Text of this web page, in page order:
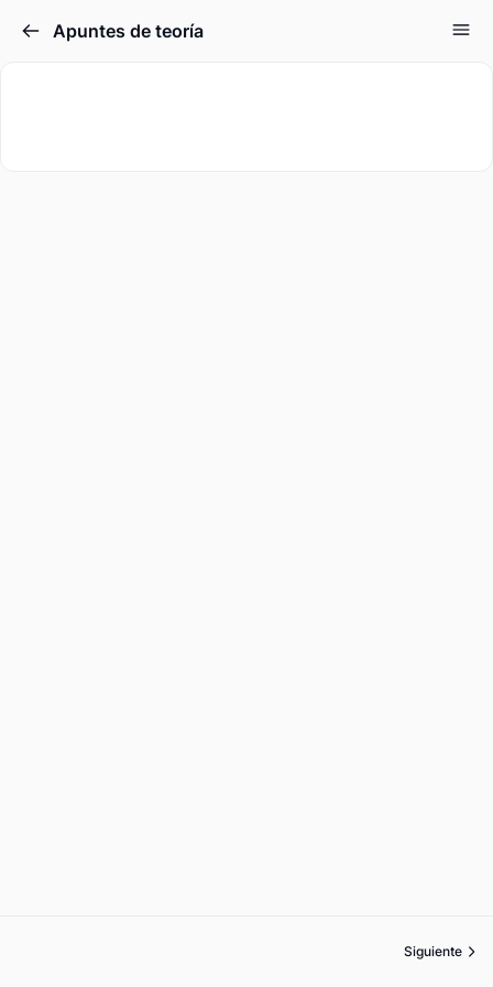
Apuntes de teoría
Siguiente